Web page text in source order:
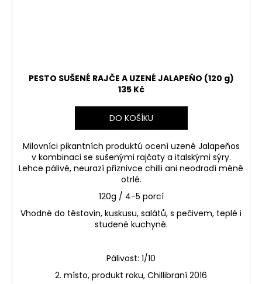
PESTO SUŠENÉ RAJČE A UZENÉ JALAPEŇO (120 g)
135 Kč
DO KOŠÍKU
Milovníci pikantních produktú ocení uzené Jalapeňos
v kombinaci se sušenými rajčaty a italskými sýry.
Lehce pálivé, neurazí přiznivce chilli ani neodradí méně
otrlé.
120g / 4-5 porcí
Vhodné do těstovin, kuskusu, salátů, s pečivem, teplé i
studené kuchyně.
Pálivost: 1/10
2. místo, produkt roku, Chillibraní 2016